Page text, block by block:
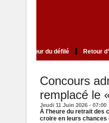
qui cultive le mystère au cœur du
Concours
remplacé le
Jeudi 11 Juin 2026 - 07:00
À l'heure du retrait des
croire en leurs chances